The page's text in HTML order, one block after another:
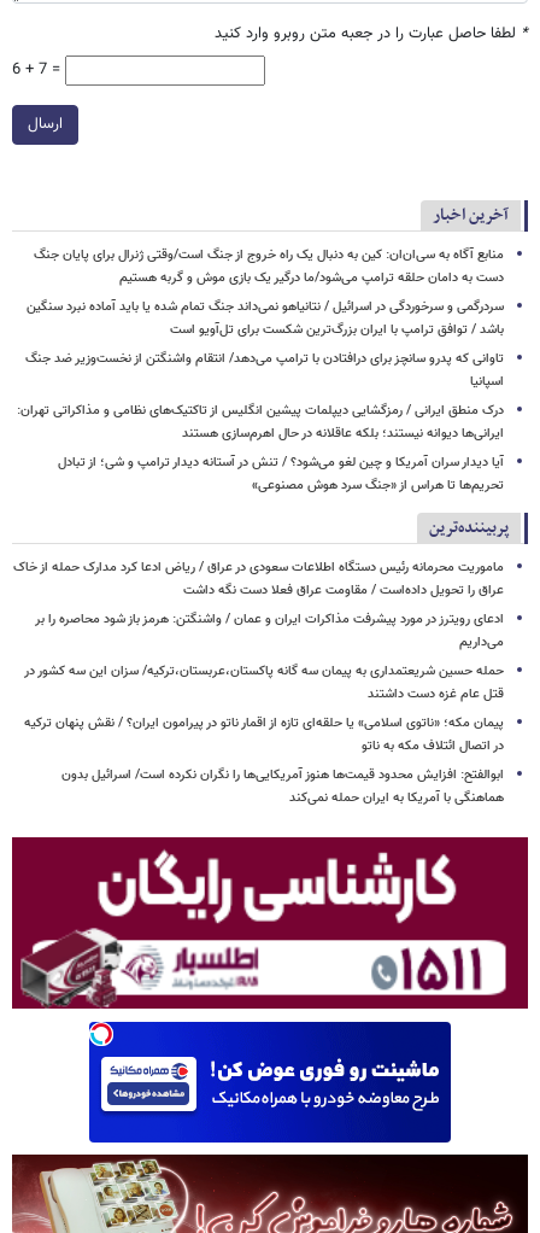
* لطفا حاصل عبارت را در جعبه متن روبرو وارد کنید
6 + 7 =
ارسال
آخرین اخبار
منابع آگاه به سی‌ان‌ان: کین به دنبال یک راه خروج از جنگ است/وقتی ژنرال برای پایان جنگ
دست به دامان حلقه ترامپ می‌شود/ما درگیر یک بازی موش و گربه هستیم
سردرگمی و سرخوردگی در اسرائیل / نتانیاهو نمی‌داند جنگ تمام شده یا باید آماده نبرد سنگین
باشد / توافق ترامپ با ایران بزرگ‌ترین شکست برای تل‌آویو است
تاوانی که پدرو سانچز برای درافتادن با ترامپ می‌دهد/ انتقام واشنگتن از نخست‌وزیر ضد جنگ
اسپانیا
درک منطق ایرانی / رمزگشایی دیپلمات پیشین انگلیس از تاکتیک‌های نظامی و مذاکراتی تهران:
ایرانی‌ها دیوانه نیستند؛ بلکه عاقلانه در حال اهرم‌سازی هستند
آیا دیدار سران آمریکا و چین لغو می‌شود؟ / تنش در آستانه دیدار ترامپ و شی؛ از تبادل
تحریم‌ها تا هراس از «جنگ سرد هوش مصنوعی»
پربیننده‌ترین
ماموریت محرمانه رئیس دستگاه اطلاعات سعودی در عراق / ریاض ادعا کرد مدارک حمله از خاک
عراق را تحویل داده‌است / مقاومت عراق فعلا دست نگه داشت
ادعای رویترز در مورد پیشرفت مذاکرات ایران و عمان / واشنگتن: هرمز باز شود محاصره را بر
می‌داریم
حمله حسین شریعتمداری به پیمان سه گانه پاکستان،عربستان،ترکیه/ سزان این سه کشور در
قتل عام غزه دست داشتند
پیمان مکه؛ «ناتوی اسلامی» یا حلقه‌ای تازه از اقمار ناتو در پیرامون ایران؟ / نقش پنهان ترکیه
در اتصال ائتلاف مکه به ناتو
ابوالفتح: افزایش محدود قیمت‌ها هنوز آمریکایی‌ها را نگران نکرده است/ اسرائیل بدون
هماهنگی با آمریکا به ایران حمله نمی‌کند